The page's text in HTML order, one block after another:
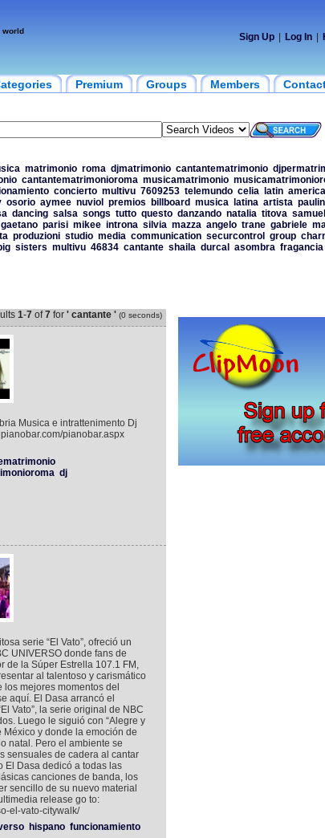
world
Sign Up Log In
Premium Groups Members
matrimonio roma djmatrimonio cantantematrimonio
cantantematrimonioroma musicamatrimonio
concierto multivu 7609253 telemundo celia latin
osorio aymee nuviol premios billboard musica latina artista
dancing salsa songs tutto questo danzando natalia titova samuel
gaetano parisi mikee introna silvia mazza angelo trane gabriele
produzioni studio media communication securcontrol group
sisters multivu 46834 cantante shaila durcal asombra fragancia
1-7of7for ' cantante ' (0 seconds)
Musica e intrattenimento Dj
pianobar.aspx
dj
serie “El Vato”, ofreció un
UNIVERSO donde fans de
de la Súper Estrella 107.1 FM,
al talentoso y carismático
mejores momentos del
aquí. El Dasa arrancó el
Vato”, la serie original de NBC
Luego le siguió con “Alegre y
México y donde la emoción de
natal. Pero el ambiente se
sensuales de cadera al cantar
El Dasa dedicó a todas las
canciones de banda, los
sencillo de su nuevo material
release go to:
el-vato-citywalk/
hispano funcionamiento